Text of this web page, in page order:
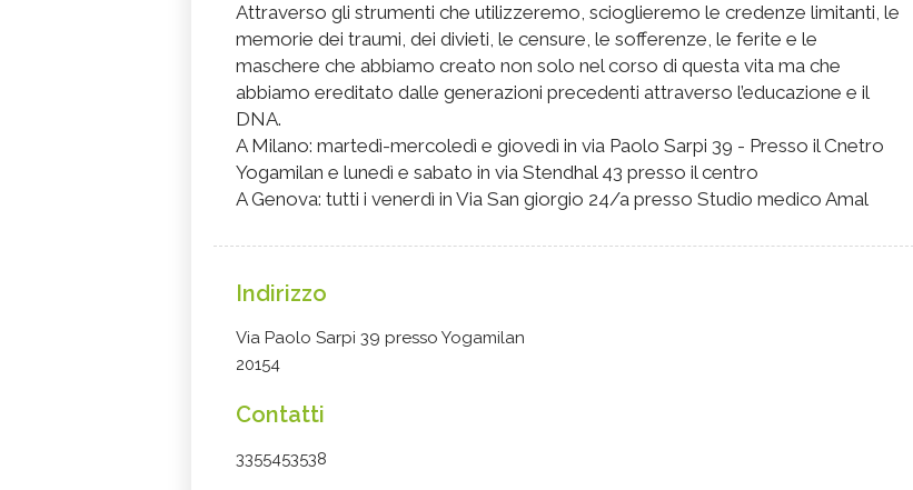
Attraverso gli strumenti che utilizzeremo, scioglieremo le credenze limitanti, le
memorie dei traumi, dei divieti, le censure, le sofferenze, le ferite e le
maschere che abbiamo creato non solo nel corso di questa vita ma che
abbiamo ereditato dalle generazioni precedenti attraverso l’educazione e il
DNA.
A Milano: martedì-mercoledì e giovedì in via Paolo Sarpi 39 - Presso il Cnetro
Yogamilan e lunedì e sabato in via Stendhal 43 presso il centro
A Genova: tutti i venerdì in Via San giorgio 24/a presso Studio medico Amal
Indirizzo
Via Paolo Sarpi 39 presso Yogamilan
20154
Contatti
3355453538